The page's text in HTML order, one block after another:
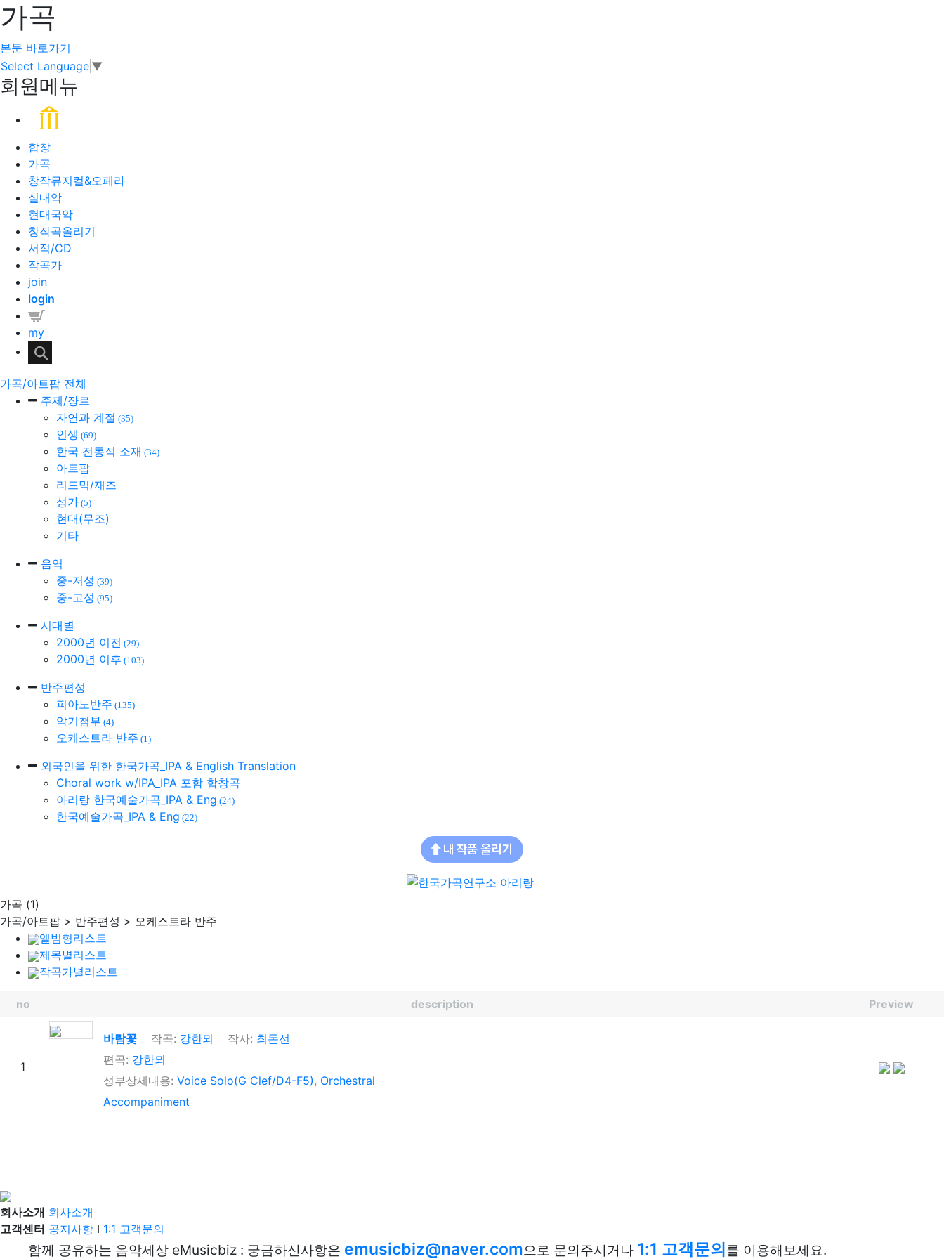
가곡
본문 바로가기
Select Language ▼
회원메뉴
합창
가곡
창작뮤지컬&오페라
실내악
현대국악
창작곡올리기
서적/CD
작곡가
join
login
my
가곡/아트팝 전체
주제/쟝르
자연과 계절 (35)
인생 (69)
한국 전통적 소재 (34)
아트팝
리드믹/재즈
성가 (5)
현대(무조)
기타
음역
중-저성 (39)
중-고성 (95)
시대별
2000년 이전 (29)
2000년 이후 (103)
반주편성
피아노반주 (135)
악기첨부 (4)
오케스트라 반주 (1)
외국인을 위한 한국가곡_IPA & English Translation
Choral work w/IPA_IPA 포함 합창곡
아리랑 한국예술가곡_IPA & Eng (24)
한국예술가곡_IPA & Eng (22)
가곡 (1)
가곡/아트팝 > 반주편성 > 오케스트라 반주
앨범형리스트
제목별리스트
작곡가별리스트
no description Preview
1
바람꽃 작곡: 강한뫼 작사: 최돈선
편곡: 강한뫼
성부상세내용: Voice Solo(G Clef/D4-F5), Orchestral
Accompaniment
회사소개 회사소개
고객센터 공지사항 I 1:1 고객문의
함께 공유하는 음악세상 eMusicbiz : 궁금하신사항은 emusicbiz@naver.com으로 문의주시거나 1:1 고객문의를 이용해보세요.